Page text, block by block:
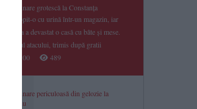
Răzbunare grotescă la Constanța
A stropit-o cu urină într-un magazin, iar
familia a devastat o casă cu bâte și mese.
Liderul atacului, trimis după gratii
17:00
489
Răzbunare periculoasă din gelozie la
Limanu